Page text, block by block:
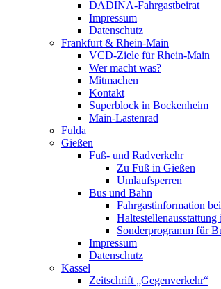
DADINA-Fahrgastbeirat
Impressum
Datenschutz
Frankfurt & Rhein-Main
VCD-Ziele für Rhein-Main
Wer macht was?
Mitmachen
Kontakt
Superblock in Bockenheim
Main-Lastenrad
Fulda
Gießen
Fuß- und Radverkehr
Zu Fuß in Gießen
Umlaufsperren
Bus und Bahn
Fahrgastinformation
Haltestellenausstattung
Sonderprogramm für
Impressum
Datenschutz
Kassel
Zeitschrift „Gegenverkehr“